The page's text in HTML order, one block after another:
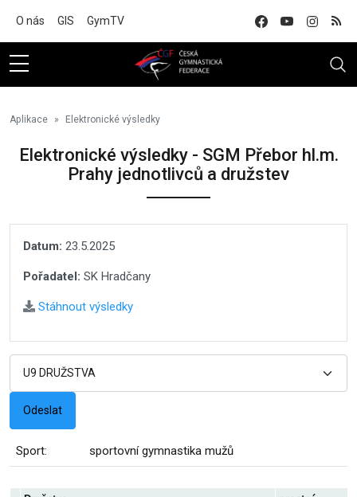
O nás GIS GymTV
Aplikace Elektronické výsledky
Elektronické výsledky - SGM Přebor hl.m.
Prahy jednotlivců a družstev
Datum: 23.5.2025
Pořadatel: SK Hradčany
Stáhnout výsledky
Sport: sportovní gymnastika mužů